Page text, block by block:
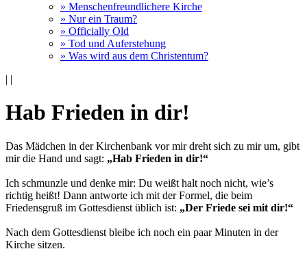
» Menschenfreundlichere Kirche
» Nur ein Traum?
» Officially Old
» Tod und Auferstehung
» Was wird aus dem Christentum?
| |
Hab Frieden in dir!
Das Mädchen in der Kirchenbank vor mir dreht sich zu mir um, gibt
mir die Hand und sagt: „Hab Frieden in dir!“
Ich schmunzle und denke mir: Du weißt halt noch nicht, wie’s
richtig heißt! Dann antworte ich mit der Formel, die beim
Friedensgruß im Gottesdienst üblich ist: „Der Friede sei mit dir!“
Nach dem Gottesdienst bleibe ich noch ein paar Minuten in der
Kirche sitzen.